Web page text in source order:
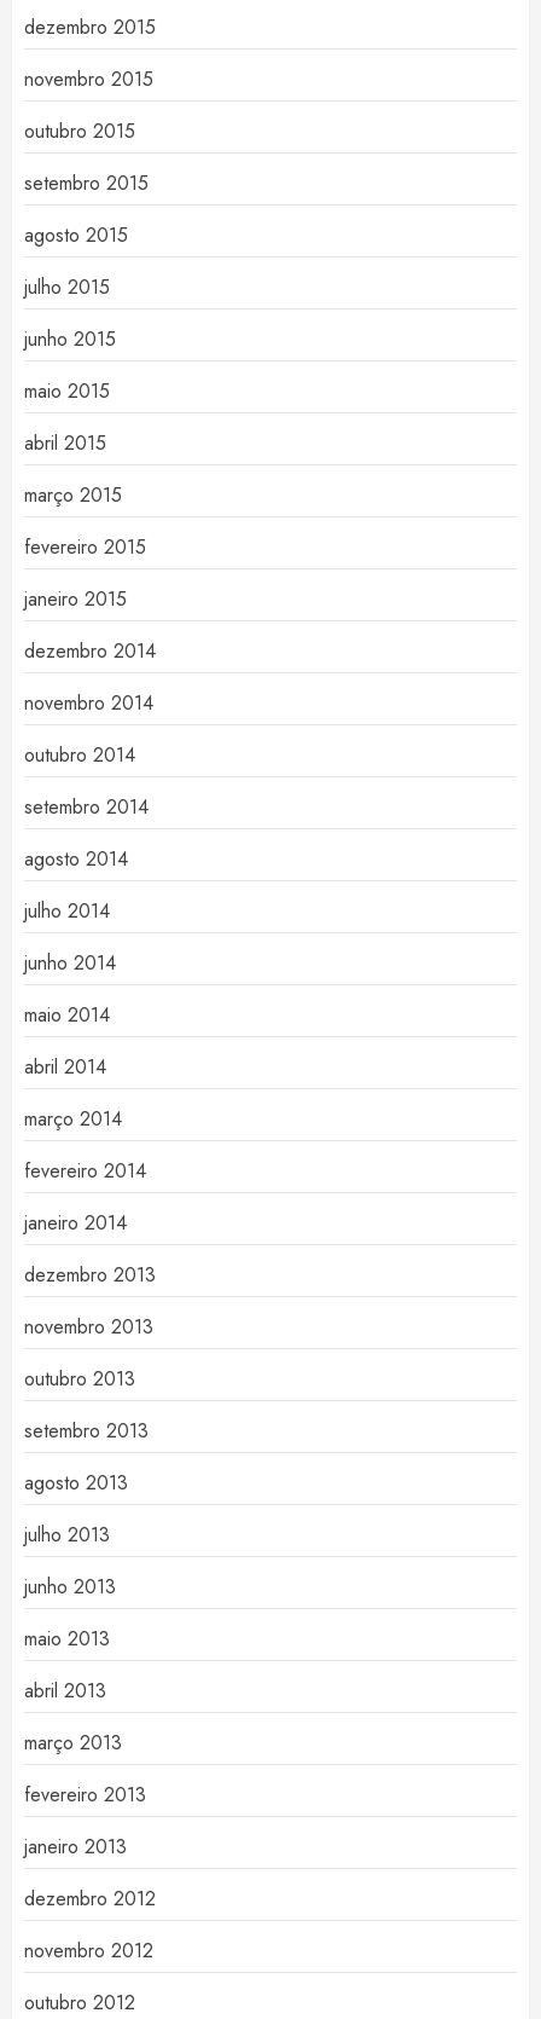
dezembro 2015
novembro 2015
outubro 2015
setembro 2015
agosto 2015
julho 2015
junho 2015
maio 2015
abril 2015
março 2015
fevereiro 2015
janeiro 2015
dezembro 2014
novembro 2014
outubro 2014
setembro 2014
agosto 2014
julho 2014
junho 2014
maio 2014
abril 2014
março 2014
fevereiro 2014
janeiro 2014
dezembro 2013
novembro 2013
outubro 2013
setembro 2013
agosto 2013
julho 2013
junho 2013
maio 2013
abril 2013
março 2013
fevereiro 2013
janeiro 2013
dezembro 2012
novembro 2012
outubro 2012